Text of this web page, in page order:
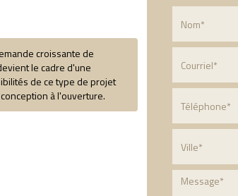
croissante de
le cadre d'une
de ce type de projet
à l'ouverture.